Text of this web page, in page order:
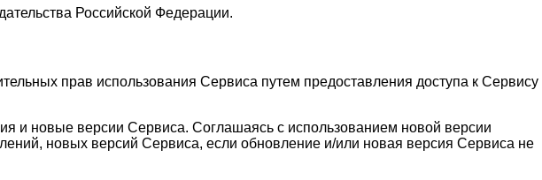
Российской Федерации.
прав использования Сервиса путем предоставления доступа к Сервису
и новые версии Сервиса. Соглашаясь с использованием новой версии
новых версий Сервиса, если обновление и/или новая версия Сервиса не